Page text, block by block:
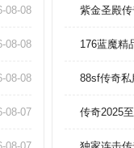
08-08
秒全图精英？
08-08
08-08
集体隐身术。
08-07
紫金圣殿
176蓝魔精
88sf传奇
传奇2025